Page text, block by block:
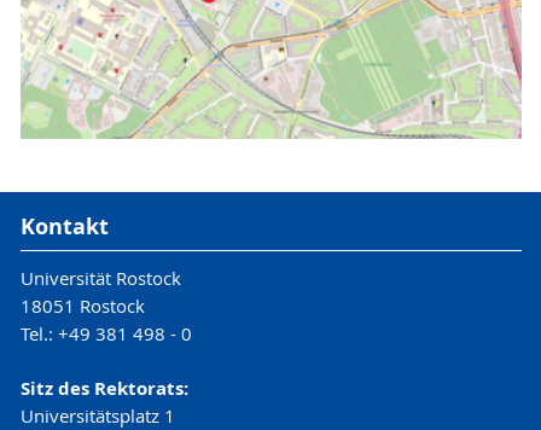
Kontakt
Universität Rostock
18051 Rostock
Tel.: +49 381 498 - 0
Sitz des Rektorats:
Universitätsplatz 1